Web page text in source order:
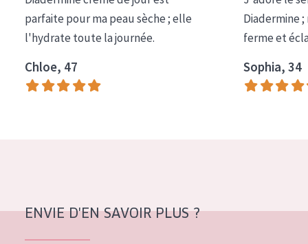
COLLECTION
Essentials
Lift+
Expert
Peau mixte ou grasse
parfaite pour ma peau sèche ; elle
l'hydrate toute la journée.
Chloe, 47
Diadermine
ferme et
Sophia, 34
ENVIE D'EN SAVOIR PLUS ?